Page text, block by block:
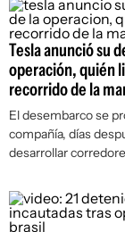
Tesla anunció su
operación, quién
recorrido de la
El desembarco se
compañía, días
desarrollar